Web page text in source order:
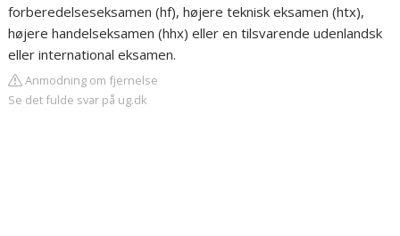
forberedelseseksamen (hf), højere teknisk eksamen (htx),
højere handelseksamen (hhx) eller en tilsvarende udenlandsk
eller international eksamen.
Anmodning om fjernelse
Se det fulde svar på ug.dk